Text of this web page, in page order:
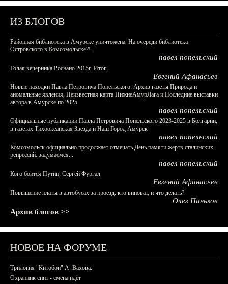
ИЗ БЛОГОВ
Районная библиотека в Амурске уничтожена. На очереди библиотека
Островского в Комсомольске?!
павел попельский
Голая вечеринка Роснано 2015г. Итог.
Евгений Афанасьев
Новые находки Павла Петровича Попельского: Архив газеты Природа и
аномальные явления, Неизвестная карта НижнеАмурЛага и Последние выставки
автора в Амурске по 2025
павел попельский
Официальные публикации Павла Петровича Попельского 2023-2025 в Болгарии,
в газетах Тихоокеанская Звезда и Наш Город Амурск
павел попельский
Комсомольск официально продолжает отмечать День памяти жертв сталинских
репрессий: задумаемся...
павел попельский
Кого боится Путин: Сергей Фургал
Евгений Афанасьев
Повышение платы в автобусах за проезд: кто виноват, и что делать?
Олег Паньков
Архив блогов >>
НОВОЕ НА ФОРУМЕ
Трилогия "Китобои" А. Вахова.
Охранник спит - смена идёт